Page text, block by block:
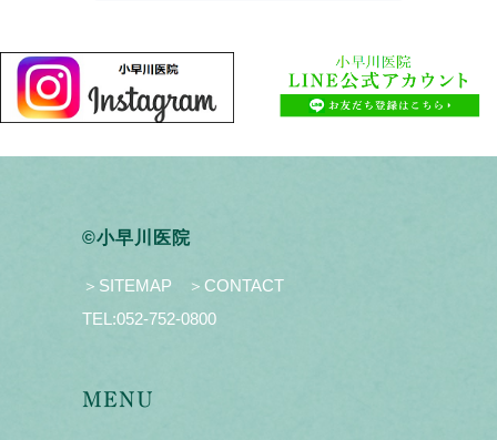
©小早川医院
＞SITEMAP
＞CONTACT
TEL:052-752-0800
MENU